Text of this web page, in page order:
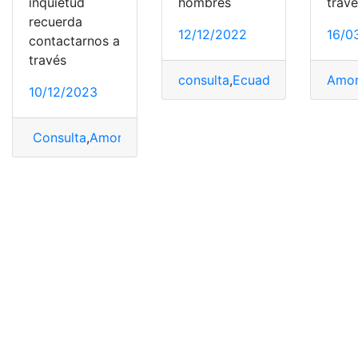
recuerda
contactarnos a
través
10/12/2023
Consulta,Amor
12/12/2022
consulta,Ecuador
16/